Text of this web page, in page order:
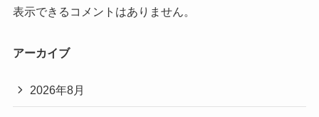
表示できるコメントはありません。
アーカイブ
2026年8月